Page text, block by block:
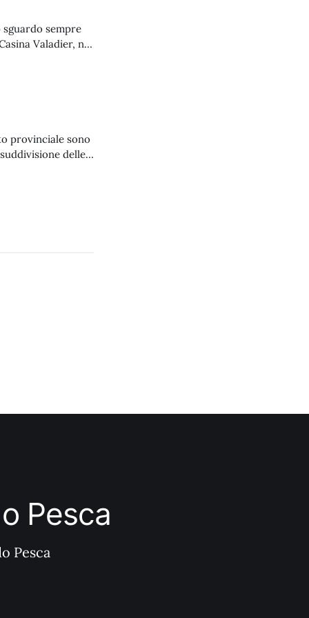
sempre
Valadier, nel
provinciale sono
delle
Pesca
Pesca